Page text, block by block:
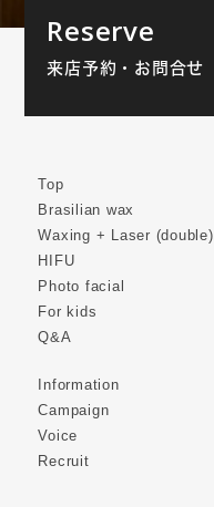
Reserve
来店予約・お問合せ
Top
Brasilian wax
Waxing + Laser (double)
HIFU
Photo facial
For kids
Q&A
Information
Campaign
Voice
Recruit